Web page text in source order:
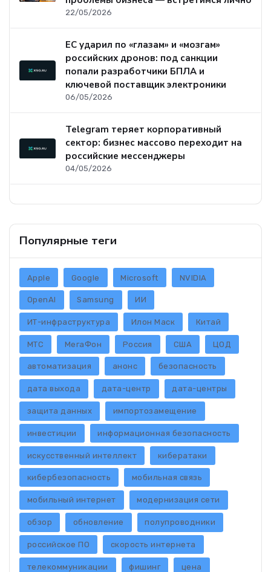
22/05/2026
ЕС ударил по «глазам» и «мозгам»
российских дронов: под санкции
попали разработчики БПЛА и
ключевой поставщик электроники
06/05/2026
Telegram теряет корпоративный
сектор: бизнес массово переходит на
российские мессенджеры
04/05/2026
Популярные теги
Apple Google Microsoft NVIDIA
OpenAI Samsung ИИ
ИТ-инфраструктура Илон Маск Китай
МТС МегаФон Россия США ЦОД
автоматизация анонс безопасность
дата выхода дата-центр дата-центры
защита данных импортозамещение
инвестиции информационная безопасность
искусственный интеллект кибератаки
кибербезопасность мобильная связь
мобильный интернет модернизация сети
обзор обновление полупроводники
российское ПО скорость интернета
телекоммуникации фишинг цена